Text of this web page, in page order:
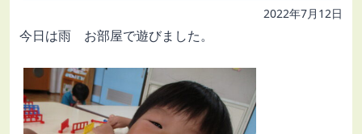
2022年7月12日
今日は雨 お部屋で遊びました。